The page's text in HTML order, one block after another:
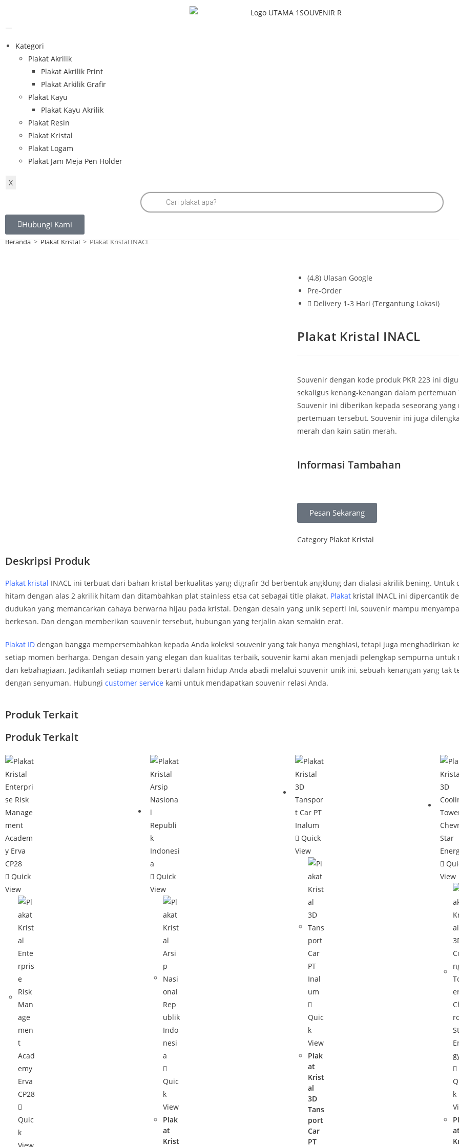
Kategori
Plakat Akrilik
Plakat Akrilik Print
Plakat Arkilik Grafir
Plakat Kayu
Plakat Kayu Akrilik
Plakat Resin
Plakat Kristal
Plakat Logam
Plakat Jam Meja Pen Holder
X
Hubungi Kami
Beranda > Plakat Kristal > Plakat Kristal INACL
(4,8) Ulasan Google
Pre-Order
Delivery 1-3 Hari (Tergantung Lokasi)
Plakat Kristal INACL
Souvenir dengan kode produk PKR 223 ini
sekaligus kenang-kenangan dalam
Souvenir ini diberikan kepada seseorang
pertemuan tersebut. Souvenir ini juga
merah dan kain satin merah.
Informasi Tambahan
Pesan Sekarang
Category Plakat Kristal
Deskripsi Produk
Plakat kristal INACL ini terbuat dari bahan kristal berkualitas yang digrafir 3d berbentuk angklung dan dialasi akrilik bening. Untuk
hitam dengan alas 2 akrilik hitam dan ditambahkan plat stainless etsa cat sebagai title plakat. Plakat kristal INACL ini dipercantik
dudukan yang memancarkan cahaya berwarna hijau pada kristal. Dengan desain yang unik seperti ini, souvenir mampu
berkesan. Dan dengan memberikan souvenir tersebut, hubungan yang terjalin akan semakin erat.
Plakat ID dengan bangga mempersembahkan kepada Anda koleksi souvenir yang tak hanya menghiasi, tetapi juga menghadirkan
setiap momen berharga. Dengan desain yang elegan dan kualitas terbaik, souvenir kami akan menjadi pelengkap sempurna untuk
dan kebahagiaan. Jadikanlah setiap momen berarti dalam hidup Anda abadi melalui souvenir unik ini, sebuah kenangan yang tak
dengan senyuman. Hubungi customer service kami untuk mendapatkan souvenir relasi Anda.
Produk Terkait
Produk Terkait
Quick
View
Quic
k
Quick
View
Quic
k
View
Plak
at
Krist
Quick
View
Quic
k
View
Plak
at
Krist
al
3D
Tans
port
Car
PT
View
k